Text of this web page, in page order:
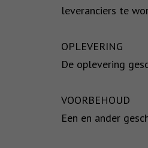
leveranciers te
OPLEVERING
De oplevering
VOORBEHOUD
Een en ander